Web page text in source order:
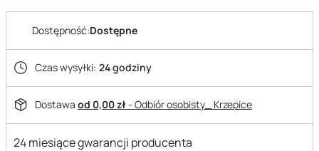
Dostępność:Dostępne
Czas wysyłki: 24 godziny
Dostawa od 0,00 zł- Odbiór osobisty_ Krzepice
24 miesiące gwarancji producenta